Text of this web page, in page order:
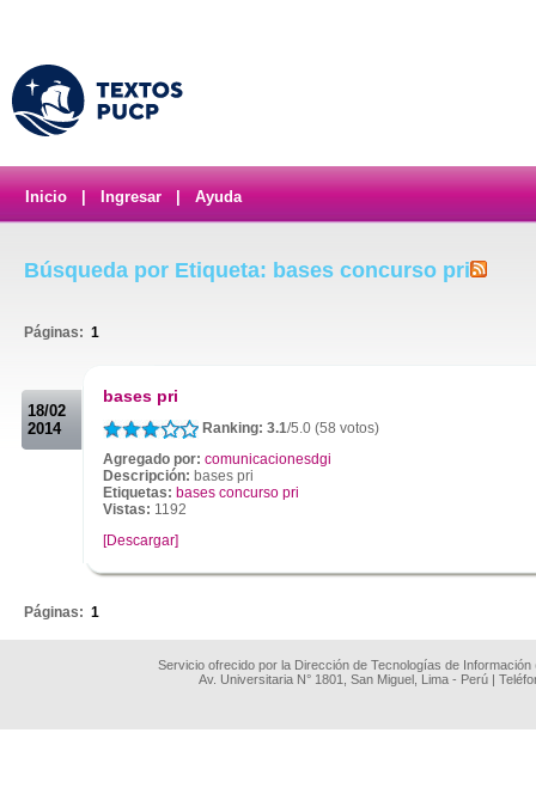
Inicio Ingresar Ayuda
Búsqueda por Etiqueta: bases concurso pri
Páginas: 1
18/02
2014
bases pri
Ranking: 3.1/5.0 (58 votos)
Agregado por: comunicacionesdgi
Descripción: bases pri
Etiquetas: bases concurso pri
Vistas: 1192
[Descargar]
Páginas: 1
Servicio ofrecido por la Dirección de Tecnologías de
Av. Universitaria N° 1801, San Miguel, Lima - Perú |